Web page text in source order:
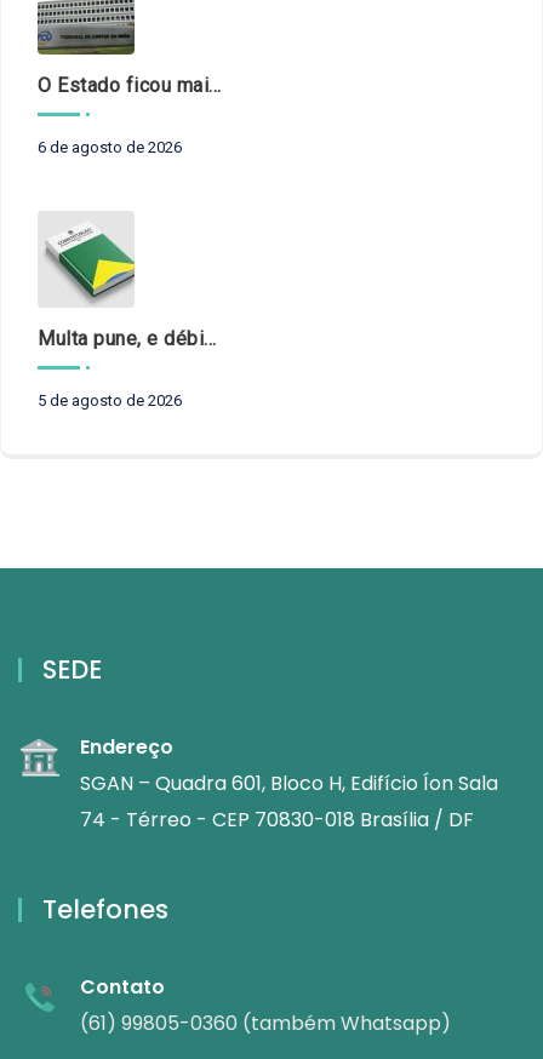
O Estado ficou mais complexo. O controle precisa acompanhar
6 de agosto de 2026
Multa pune, e débito recompõe. § 3º do art. 71 da Constituição: um problema de legística formal
5 de agosto de 2026
SEDE
Endereço
SGAN – Quadra 601, Bloco H, Edifício Íon Sala
74 - Térreo - CEP 70830-018 Brasília / DF
Telefones
Contato
(61) 99805-0360 (também Whatsapp)